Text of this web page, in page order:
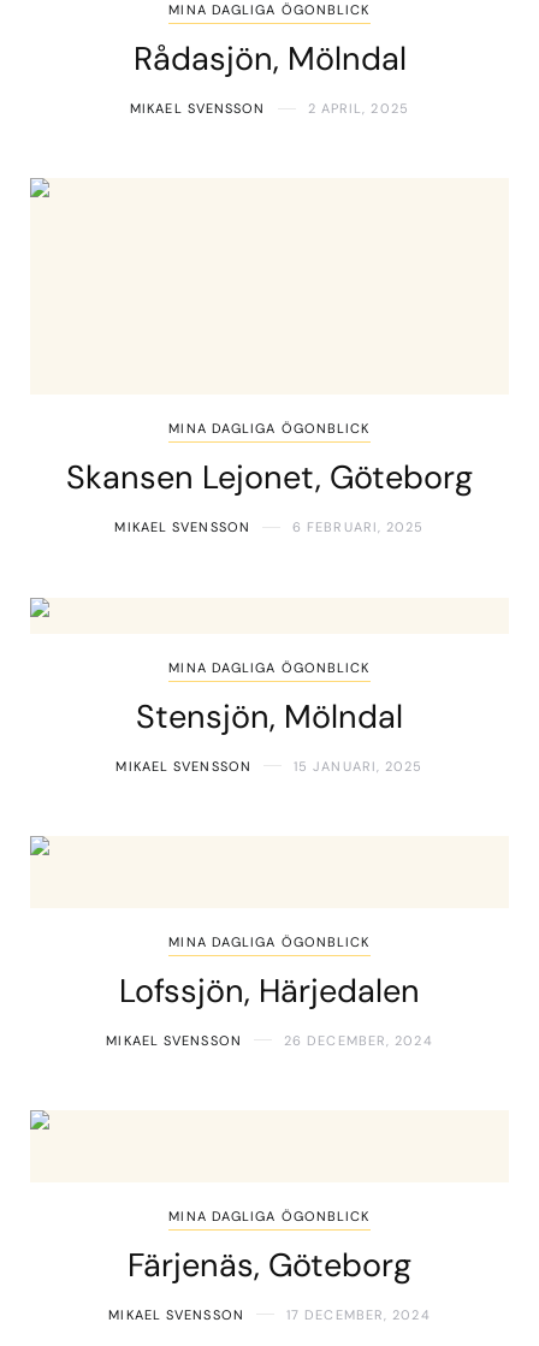
MINA DAGLIGA ÖGONBLICK
Rådasjön, Mölndal
MIKAEL SVENSSON 2 APRIL, 2025
MINA DAGLIGA ÖGONBLICK
Skansen Lejonet, Göteborg
MIKAEL SVENSSON 6 FEBRUARI, 2025
MINA DAGLIGA ÖGONBLICK
Stensjön, Mölndal
MIKAEL SVENSSON 15 JANUARI, 2025
MINA DAGLIGA ÖGONBLICK
Lofssjön, Härjedalen
MIKAEL SVENSSON 26 DECEMBER, 2024
MINA DAGLIGA ÖGONBLICK
Färjenäs, Göteborg
MIKAEL SVENSSON 17 DECEMBER, 2024